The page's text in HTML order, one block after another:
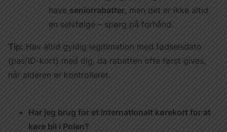
have seniorrabatter, men det er ikke altid
en selvfølge – spørg på forhånd.
Tip: Hav altid gyldig legitimation med fødselsdato
(pas/ID-kort) med dig, da rabatten ofte først gives,
når alderen er kontrolleret.
Har jeg brug for et internationalt kørekort for at
køre bil i Polen?